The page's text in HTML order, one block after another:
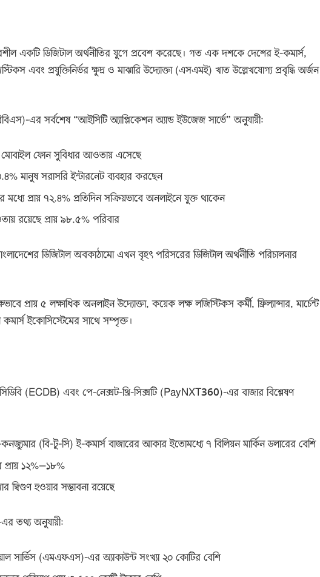
একটি ডিজিটাল অর্থনীতির যুগে প্রবেশ করেছে। গত এক দশকে দেশের ই-কমার্স,
এবং প্রযুক্তিনির্ভর ক্ষুদ্র ও মাঝারি উদ্যোক্তা (এসএমই) খাত উল্লেখযোগ্য প্রবৃদ্ধি অর্জন
এর সর্বশেষ “আইসিটি অ্যাপ্লিকেশন অ্যান্ড ইউজেজ সার্ভে” অনুযায়ী:
ফোন সুবিধার আওতায় এসেছে
মানুষ সরাসরি ইন্টারনেট ব্যবহার করছেন
মধ্যে প্রায় ৭২.৪% প্রতিদিন সক্রিয়ভাবে অনলাইনে যুক্ত থাকেন
রয়েছে প্রায় ৯৮.৫% পরিবার
ডিজিটাল অবকাঠামো এখন বৃহৎ পরিসরের ডিজিটাল অর্থনীতি পরিচালনার
প্রায় ৫ লক্ষাধিক অনলাইন উদ্যোক্তা, কয়েক লক্ষ লজিস্টিকস কর্মী, ফ্রিল্যান্সার, মার্চেন্ট
কমার্স ইকোসিস্টেমের সাথে সম্পৃক্ত।
(ECDB) এবং পে-নেক্সট-থ্রি-সিক্সটি (PayNXT360)-এর বাজার বিশ্লেষণ
(বি-টু-সি) ই-কমার্স বাজারের আকার ইতোমধ্যে ৭ বিলিয়ন মার্কিন ডলারের বেশি
প্রায় ১২%–১৮%
হওয়ার সম্ভাবনা রয়েছে
এর তথ্য অনুযায়ী:
সার্ভিস (এমএফএস)-এর অ্যাকাউন্ট সংখ্যা ২০ কোটির বেশি